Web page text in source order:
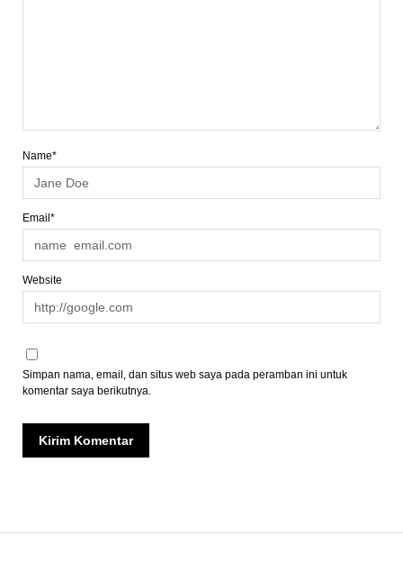
Name*
Email*
Website
Simpan nama, email, dan situs web saya pada peramban ini untuk
komentar saya berikutnya.